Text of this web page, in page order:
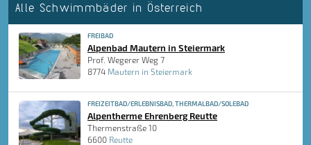
Alle Schwimmbäder in Österreich
FREIBAD
Alpenbad Mautern in Steiermark
Prof. Wegerer Weg 7
8774 Mautern in Steiermark
FREIZEITBAD/ERLEBNISBAD, THERMALBAD/SOLEBAD
Alpentherme Ehrenberg Reutte
Thermenstraße 10
6600 Reutte